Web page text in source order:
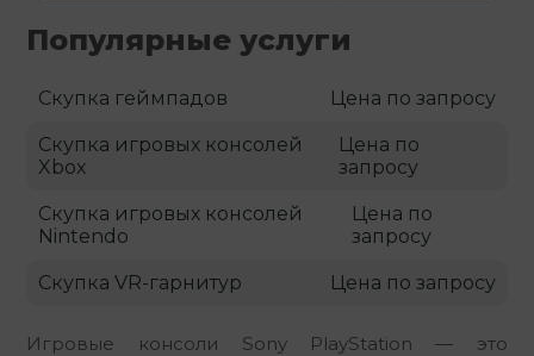
Игровые консоли Sony PlayStation — это
Популярные услуги
Скупка геймпадов Цена по запросу
Скупка игровых консолей
Xbox
Цена по
запросу
Скупка игровых консолей
Nintendo
Цена по
запросу
Скупка VR-гарнитур Цена по запросу